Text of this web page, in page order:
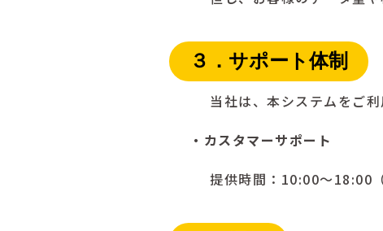
３．サポート体制
当社は、本システムをご
・カスタマーサポート
提供時間：10:00～18:00